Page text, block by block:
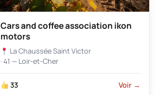
Cars and coffee association ikon
motors
La Chaussée Saint Victor
· 41 — Loir-et-Cher
33 Voir →